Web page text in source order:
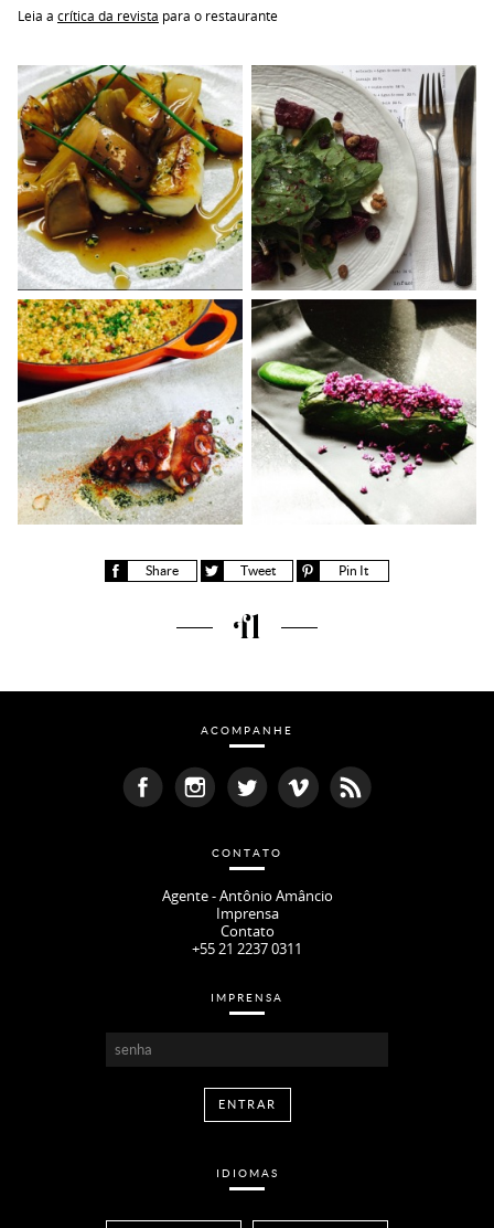
Leia a crítica da revista para o restaurante
Share Tweet Pin It
Fernanda Lima
ACOMPANHE
CONTATO
Agente - Antônio Amâncio
Imprensa
Contato
+55 21 2237 0311
IMPRENSA
IDIOMAS